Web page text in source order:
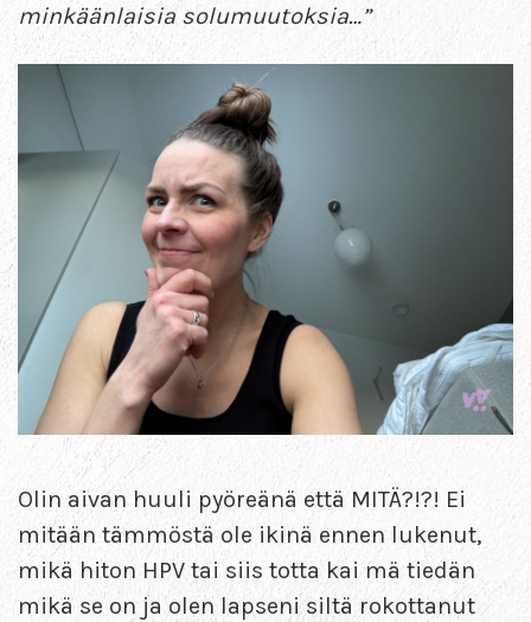
minkäänlaisia solumuutoksia…”
Olin aivan huuli pyöreänä että MITÄ?!?! Ei
mitään tämmöstä ole ikinä ennen lukenut,
mikä hiton HPV tai siis totta kai mä tiedän
mikä se on ja olen lapseni siltä rokottanut